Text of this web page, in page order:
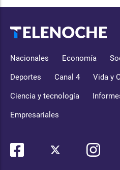
Nacionales Economía
Deportes Canal 4 Vida y
Ciencia y tecnología
Empresariales